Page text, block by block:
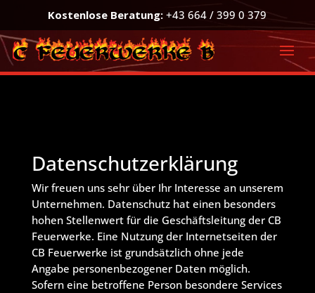
Kostenlose Beratung: +43 664 / 399 0 379
Datenschutzerklärung
Wir freuen uns sehr über Ihr Interesse an unserem
Unternehmen. Datenschutz hat einen besonders
hohen Stellenwert für die Geschäftsleitung der CB
Feuerwerke. Eine Nutzung der Internetseiten der
CB Feuerwerke ist grundsätzlich ohne jede
Angabe personenbezogener Daten möglich.
Sofern eine betroffene Person besondere Services